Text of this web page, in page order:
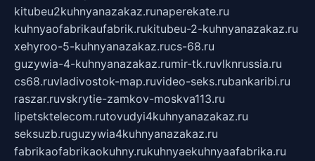
kitubeu2kuhnyanazakaz.runaperekate.ru
kuhnyaofabrikaufabrik.rukitubeu-2-kuhnyanazakaz.ru
xehyroo-5-kuhnyanazakaz.rucs-68.ru
guzywia-4-kuhnyanazakaz.rumir-tk.ruvlknrussia.ru
cs68.ruvladivostok-map.ruvideo-seks.rubankaribi.ru
raszar.ruvskrytie-zamkov-moskva113.ru
lipetsktelecom.rutovudyi4kuhnyanazakaz.ru
seksuzb.ruguzywia4kuhnyanazakaz.ru
fabrikaofabrikaokuhny.rukuhnyaekuhnyaafabrika.ru